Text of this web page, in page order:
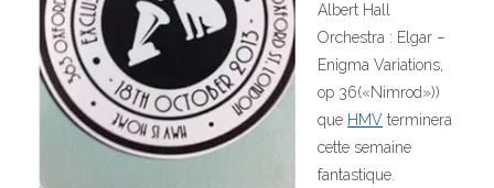
Albert Hall
Orchestra : Elgar –
Enigma Variations,
op 36(«Nimrod»))
que HMV terminera
cette semaine
fantastique.